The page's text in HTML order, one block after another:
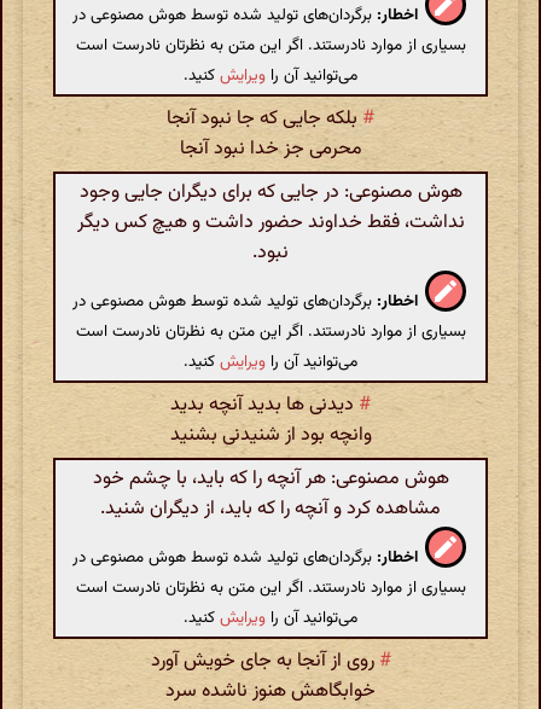
اخطار: برگردان‌های تولید شده توسط هوش مصنوعی در
بسیاری از موارد نادرستند. اگر این متن به نظرتان نادرست است
می‌توانید آن را ویرایشکنید.
#بلکه جایی که جا نبود آنجا
محرمی جز خدا نبود آنجا
هوش مصنوعی: در جایی که برای دیگران جایی وجود
نداشت، فقط خداوند حضور داشت و هیچ کس دیگر
نبود.
اخطار: برگردان‌های تولید شده توسط هوش مصنوعی در
بسیاری از موارد نادرستند. اگر این متن به نظرتان نادرست است
می‌توانید آن را ویرایشکنید.
# دیدنی ها بدید آنچه بدید
وانچه بود از شنیدنی بشنید
هوش مصنوعی: هر آنچه را که باید، با چشم خود
مشاهده کرد و آنچه را که باید، از دیگران شنید.
اخطار: برگردان‌های تولید شده توسط هوش مصنوعی در
بسیاری از موارد نادرستند. اگر این متن به نظرتان نادرست است
می‌توانید آن را ویرایشکنید.
# روی از آنجا به جای خویش آورد
خوابگاهش هنوز ناشده سرد